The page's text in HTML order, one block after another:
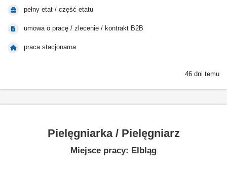
pełny etat / część etatu
umowa o pracę / zlecenie / kontrakt B2B
praca stacjonarna
46 dni temu
Pielęgniarka / Pielęgniarz
Miejsce pracy: Elbląg